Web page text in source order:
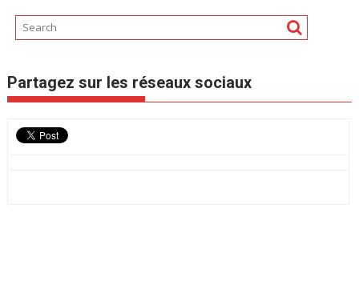
Partagez sur les réseaux sociaux